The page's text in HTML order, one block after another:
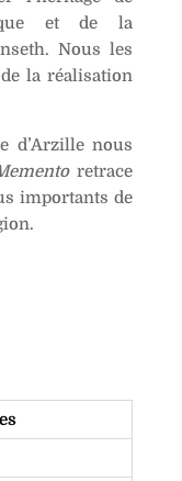
et de la
Nous les
la réalisation
d’Arzille nous
retrace
importants de